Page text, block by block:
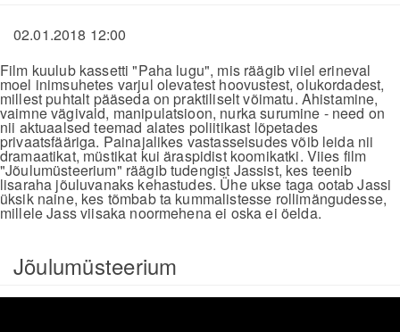
02.01.2018 12:00
Film kuulub kassetti "Paha lugu", mis räägib viiel erineval
moel inimsuhetes varjul olevatest hoovustest, olukordadest,
millest puhtalt pääseda on praktiliselt võimatu. Ahistamine,
vaimne vägivald, manipulatsioon, nurka surumine - need on
nii aktuaalsed teemad alates poliitikast lõpetades
privaatsfääriga. Painajalikes vastasseisudes võib leida nii
dramaatikat, müstikat kui äraspidist koomikatki. Viies film
"Jõulumüsteerium" räägib tudengist Jassist, kes teenib
lisaraha jõuluvanaks kehastudes. Ühe ukse taga ootab Jassi
üksik naine, kes tõmbab ta kummalistesse rollimängudesse,
millele Jass viisaka noormehena ei oska ei öelda.
Jõulumüsteerium